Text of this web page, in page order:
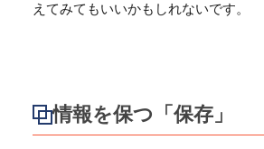
えてみてもいいかもしれないです。
情報を保つ「保存」